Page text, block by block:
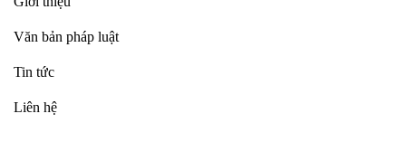
Văn bản pháp luật
Tin tức
Liên hệ